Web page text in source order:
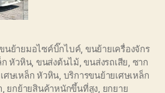
นย้ายมอไซค์บิ๊กไบค์, ขนย้ายเครื่องจักร
ก หัวหิน, ขนส่งต้นไม้ ,ขนส่งรถเสีย ซาก
ศษเหล็ก หัวหิน บริการขนย้ายเศษเหล็ก
ยกย้ายสินค้าหนักขึ้นที่สูง ยกยาย